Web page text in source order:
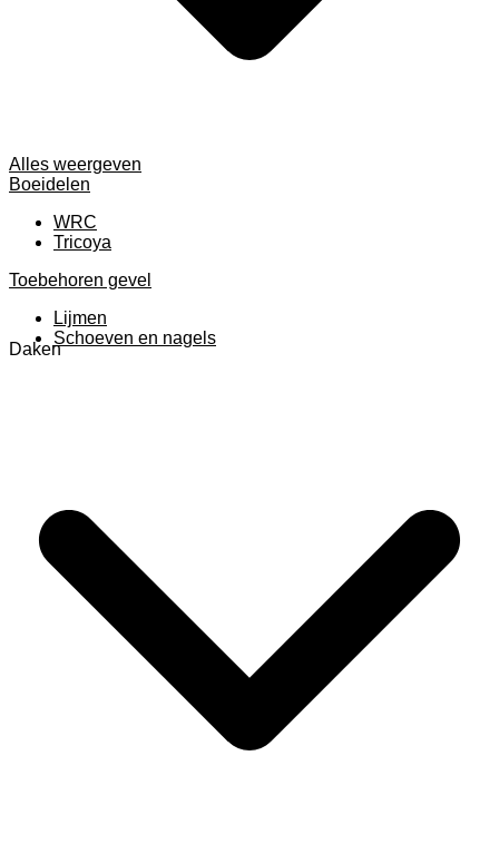
Alles weergeven
Boeidelen
WRC
Tricoya
Toebehoren gevel
Lijmen
Schoeven en nagels
Daken